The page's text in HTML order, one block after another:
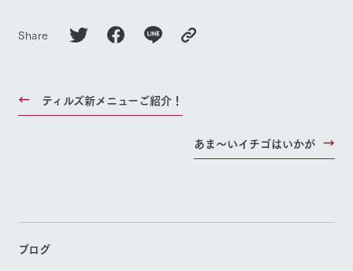
Share
ティルズ新メニューご紹介！
あま～いイチゴはいかが
ブログ